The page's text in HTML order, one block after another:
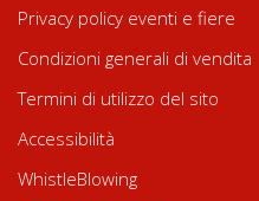
Privacy policy eventi e fiere
Condizioni generali di vendita
Termini di utilizzo del sito
Accessibilità
WhistleBlowing